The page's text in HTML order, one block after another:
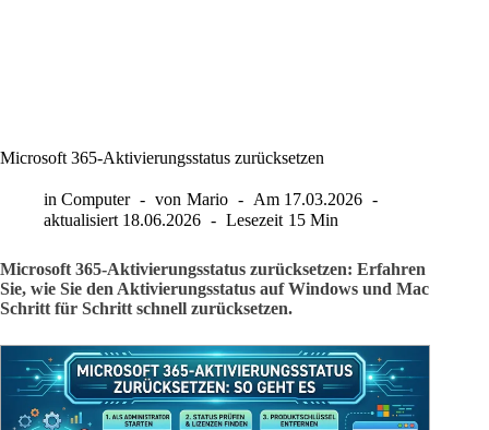
Microsoft 365-Aktivierungsstatus zurücksetzen
in Computer von Mario Am 17.03.2026
aktualisiert 18.06.2026 Lesezeit 15 Min
Microsoft 365-Aktivierungsstatus zurücksetzen: Erfahren
Sie, wie Sie den Aktivierungsstatus auf Windows und Mac
Schritt für Schritt schnell zurücksetzen.